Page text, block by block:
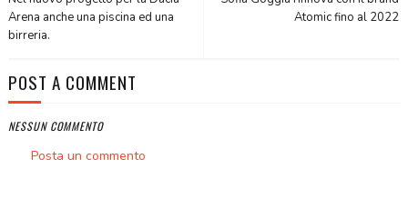
Atomic fino al 2022
Arena anche una piscina ed una
birreria.
POST A COMMENT
NESSUN COMMENTO
Posta un commento